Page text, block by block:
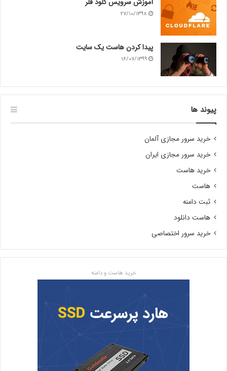
آموزش سرویس کلود فلر
۲۷/۱۰/۱۳۹۸
پیدا کردن هاست یک سایت
۱۶/۰۷/۱۳۹۹
پیوند ها
خرید سرور مجازی آلمان
خرید سرور مجازی ایران
خرید هاست
هاست
ثبت دامنه
هاست دانلود
خرید سرور اختصاصی
خرید هاست و دامنه